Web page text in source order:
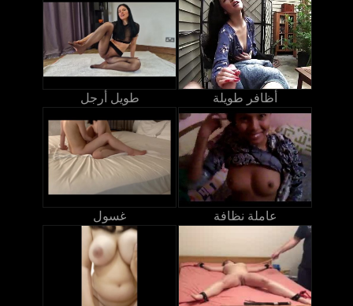
طويل أرجل أظافر طويلة
غسول عاملة نظافة